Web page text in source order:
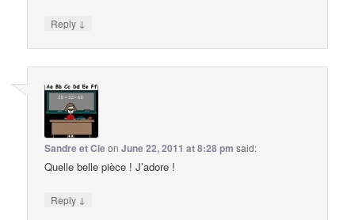
Reply ↓
Sandre et CieonJune 22, 2011 at 8:28 pm said:
Quelle belle pièce ! J’adore !
Reply ↓